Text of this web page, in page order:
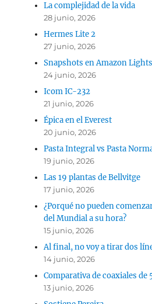
La complejidad de la vida
28 junio, 2026
Hermes Lite 2
27 junio, 2026
Snapshots en Amazon
24 junio, 2026
Icom IC-232
21 junio, 2026
Épica en el Everest
20 junio, 2026
Pasta Integral vs Pasta
19 junio, 2026
Las 19 plantas de Bellvitge
17 junio, 2026
¿Porqué no pueden
del Mundial a su hora?
15 junio, 2026
Al final, no voy a tirar dos
14 junio, 2026
Comparativa de coaxiales de
13 junio, 2026